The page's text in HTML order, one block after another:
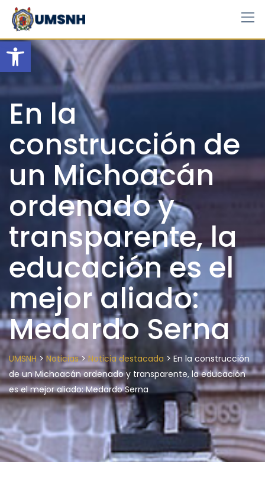
Open toolbar
Skip
content
En la
construcción de
un Michoacán
ordenado y
transparente, la
educación es el
mejor aliado:
Medardo Serna
UMSNH> Noticias>Noticia destacada > En la construcción
de un Michoacán ordenado y transparente, la educación
es el mejor aliado: Medardo Serna